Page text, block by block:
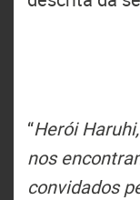
“Herói
nos
convidados